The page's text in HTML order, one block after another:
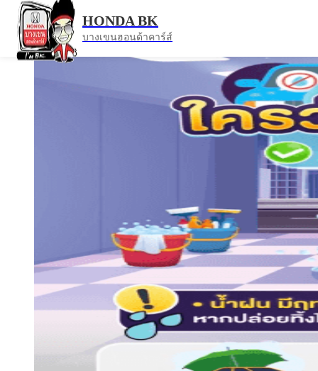
HONDA BK
บางเขนฮอนด้าคาร์ส์
หน้าแรก
ข่าวสาร
หน้าฝนแบบนี้ ช่วงล่างคือส่วนที่ต้องรับภาระหนักที่สุด